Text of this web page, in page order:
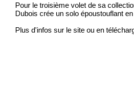
Pour le troisième volet de sa
Dubois crée un solo époustouflant
Plus d'infos sur le site ou en